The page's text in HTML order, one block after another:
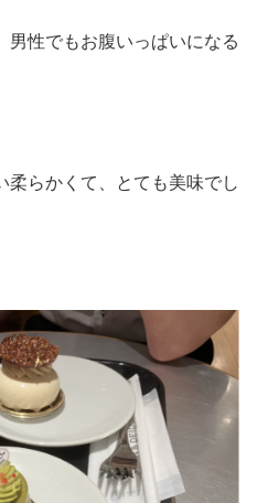
男性でもお腹いっぱいになる
柔らかくて、とても美味でし